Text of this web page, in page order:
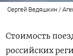
Сергей Ведяшкин /
Стоимость
российских